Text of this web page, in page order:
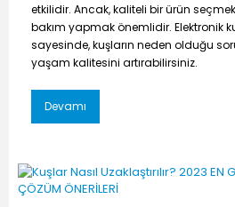
etkilidir. Ancak, kaliteli bir ürün
bakım yapmak önemlidir. Elektronik
sayesinde, kuşların neden olduğu
yaşam kalitesini artırabilirsiniz.
Devamı